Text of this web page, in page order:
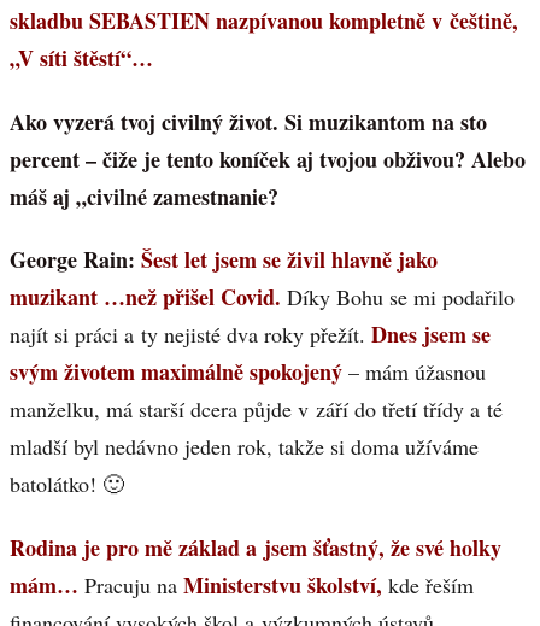
skladbu SEBASTIEN nazpívanou kompletně v češtině,
„V síti štěstí“…
Ako vyzerá tvoj civilný život. Si muzikantom na sto
percent – čiže je tento koníček aj tvojou obživou? Alebo
máš aj „civilné zamestnanie?
George Rain: Šest let jsem se živil hlavně jako
muzikant …než přišel Covid. Díky Bohu se mi podařilo
najít si práci a ty nejisté dva roky přežít. Dnes jsem se
svým životem maximálně spokojený – mám úžasnou
manželku, má starší dcera půjde v září do třetí třídy a té
mladší byl nedávno jeden rok, takže si doma užíváme
batolátko! 🙂
Rodina je pro mě základ a jsem šťastný, že své holky
mám… Pracuju na Ministerstvu školství, kde řeším